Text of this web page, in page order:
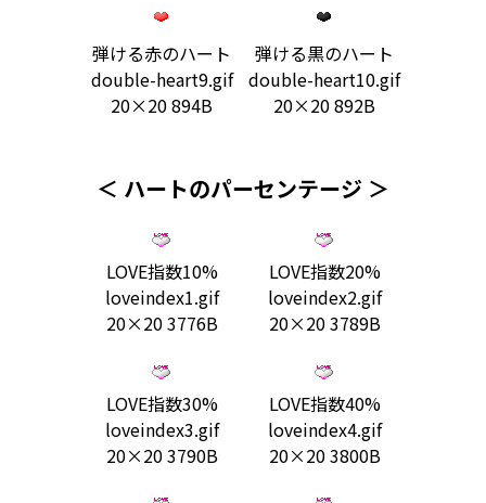
弾ける赤のハート
double-heart9.gif
20×20 894B
弾ける黒のハート
double-heart10.gif
20×20 892B
＜ ハートのパーセンテージ ＞
LOVE指数10%
loveindex1.gif
20×20 3776B
LOVE指数20%
loveindex2.gif
20×20 3789B
LOVE指数30%
loveindex3.gif
20×20 3790B
LOVE指数40%
loveindex4.gif
20×20 3800B